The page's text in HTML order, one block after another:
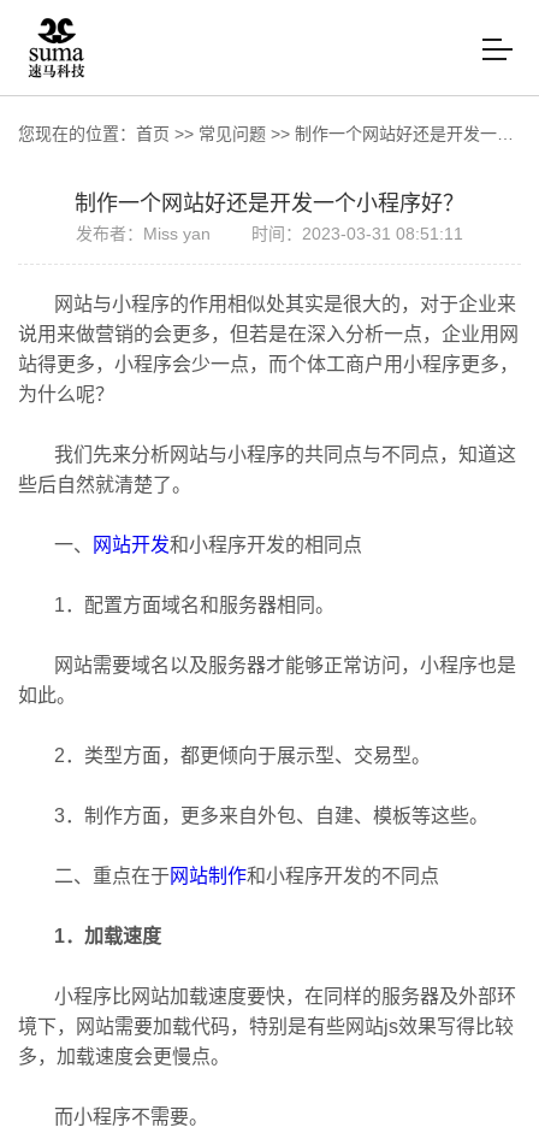
您现在的位置： 首页 >> 常见问题 >> 制作一个网站好还是开发一个小程序好？
制作一个网站好还是开发一个小程序好？
发布者：Miss yan 时间：2023-03-31 08:51:11
网站与小程序的作用相似处其实是很大的，对于企业来
说用来做营销的会更多，但若是在深入分析一点，企业用网
站得更多，小程序会少一点，而个体工商户用小程序更多，
为什么呢？
我们先来分析网站与小程序的共同点与不同点，知道这
些后自然就清楚了。
一、 网站开发和小程序开发的相同点
1．配置方面域名和服务器相同。
网站需要域名以及服务器才能够正常访问，小程序也是
如此。
2．类型方面，都更倾向于展示型、交易型。
3．制作方面，更多来自外包、自建、模板等这些。
二、重点在于网站制作和小程序开发的不同点
1．加载速度
小程序比网站加载速度要快，在同样的服务器及外部环
境下，网站需要加载代码，特别是有些网站js效果写得比较
多，加载速度会更慢点。
而小程序不需要。